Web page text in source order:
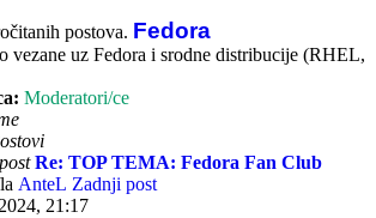
Fedora
vezane uz Fedora i srodne distribucije (RHEL,
Moderatori/ce
Re: TOP TEMA: Fedora Fan Club
AnteL Zadnji post
21:17